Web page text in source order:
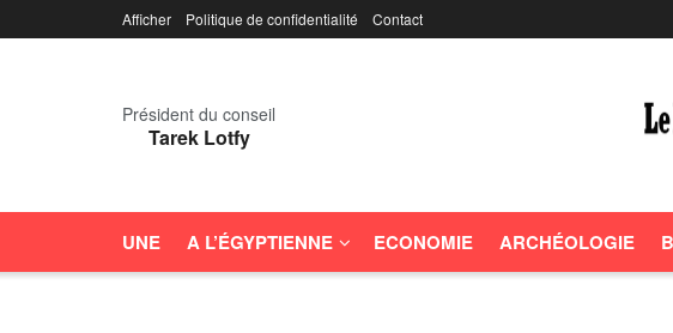
Afficher Politique de confidentialité Contact
Président du conseil
Tarek Lotfy
UNE A L’ÉGYPTIENNE ECONOMIE ARCHÉOLOGIE